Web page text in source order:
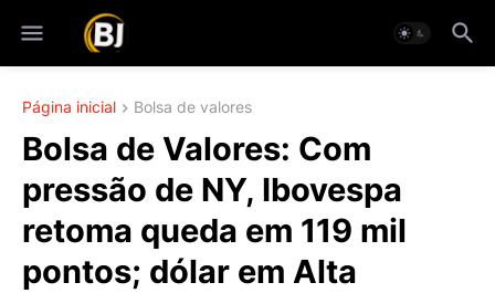
Página inicial Bolsa de valores
Bolsa de Valores: Com
pressão de NY, Ibovespa
retoma queda em 119 mil
pontos; dólar em Alta